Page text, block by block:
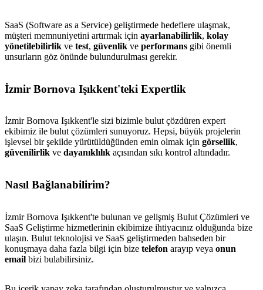
SaaS (Software as a Service) geliştirmede hedeflere ulaşmak,
müşteri memnuniyetini artırmak için ayarlanabilirlik, kolay
yönetilebilirlik ve test, güvenlik ve performans gibi önemli
unsurların göz önünde bulundurulması gerekir.
İzmir Bornova Işıkkent'teki Expertlik
İzmir Bornova Işıkkent'le sizi bizimle bulut çözdüren expert
ekibimiz ile bulut çözümleri sunuyoruz. Hepsi, büyük projelerin
işlevsel bir şekilde yürütüldüğünden emin olmak için görsellik,
güvenilirlik ve dayanıklılık açısından sıkı kontrol altındadır.
Nasıl Bağlanabilirim?
İzmir Bornova Işıkkent'te bulunan ve gelişmiş Bulut Çözümleri ve
SaaS Geliştirme hizmetlerinin ekibimize ihtiyacınız olduğunda bize
ulaşın. Bulut teknolojisi ve SaaS geliştirmeden bahseden bir
konuşmaya daha fazla bilgi için bize telefon arayıp veya onun
email bizi bulabilirsiniz.